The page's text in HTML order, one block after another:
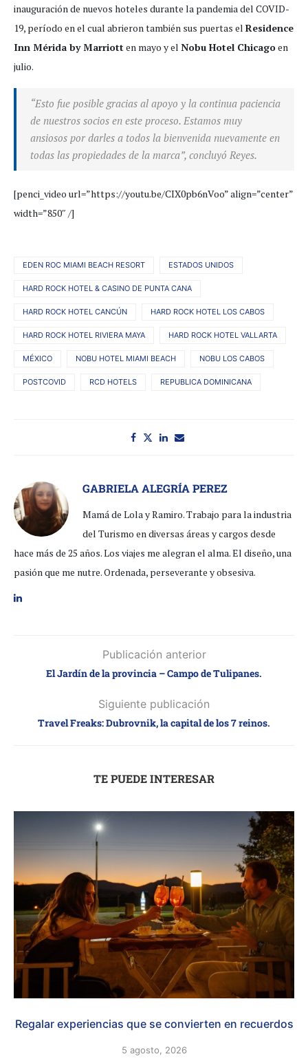
inauguración de nuevos hoteles durante la pandemia del COVID-
19, período en el cual abrieron también sus puertas el Residence
Inn Mérida by Marriotten mayo y el Nobu Hotel Chicagoen
julio.
“Esto fue posible gracias al apoyo y la continua paciencia
de nuestros socios en este proceso. Estamos muy
ansiosos por darles a todos la bienvenida nuevamente en
todas las propiedades de la marca”, concluyó Reyes.
[penci_video url=”https://youtu.be/CIX0pb6nVoo” align=”center”
width=”850″ /]
EDEN ROC MIAMI BEACH RESORT ESTADOS UNIDOS
HARD ROCK HOTEL & CASINO DE PUNTA CANA
HARD ROCK HOTEL CANCÚN HARD ROCK HOTEL LOS CABOS
HARD ROCK HOTEL RIVIERA MAYA HARD ROCK HOTEL VALLARTA
MÉXICO NOBU HOTEL MIAMI BEACH NOBU LOS CABOS
POSTCOVID RCD HOTELS REPUBLICA DOMINICANA
GABRIELA ALEGRÍA PEREZ
Mamá de Lola y Ramiro. Trabajo para la industria
del Turismo en diversas áreas y cargos desde
hace más de 25 años. Los viajes me alegran el alma. El diseño, una
pasión que me nutre. Ordenada, perseverante y obsesiva.
Publicación anterior
El Jardín de la provincia – Campo de Tulipanes.
Siguiente publicación
Travel Freaks: Dubrovnik, la capital de los 7 reinos.
TE PUEDE INTERESAR
Regalar experiencias que se convierten en recuerdos
5 agosto, 2026